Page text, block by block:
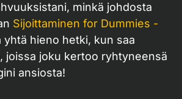
minkä johdosta
Sijoittaminen for Dummies -
yhtä hieno hetki, kun saa
joissa joku kertoo ryhtyneensä
ansiosta!